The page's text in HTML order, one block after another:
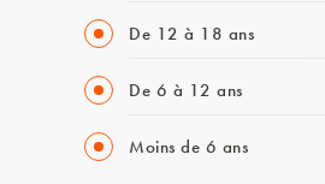
De 12 à 18 ans
De 6 à 12 ans
Moins de 6 ans